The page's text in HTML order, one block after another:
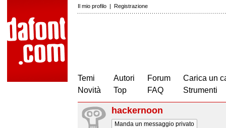
Il mio profilo | Registrazione
Temi
Novità
Autori
Top
Forum
FAQ
Carica un
Strumenti
hackernoon
Manda un messaggio privato